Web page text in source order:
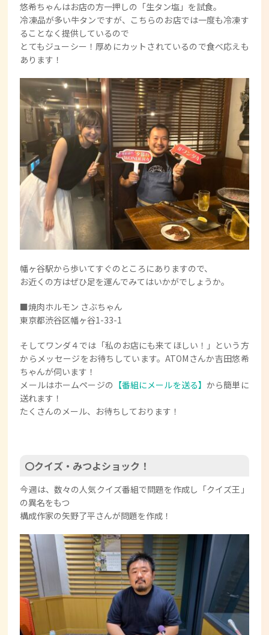
悠希ちゃんはお店の方一押しの「生タン塩」を試食。
冷凍品が多い牛タンですが、こちらのお店では一度も冷凍す
ることなく提供しているので
とてもジューシー！厚めにカットされているので食べ応えも
あります！
幡ヶ谷駅から歩いてすぐのところにありますので、
お近くの方はぜひ足を運んでみてはいかがでしょうか。
■焼肉ホルモン さぶちゃん
東京都渋谷区幡ヶ谷1-33-1
そしてワンダ４では「私のお店にも来てほしい！」という方
からメッセージをお待ちしています。ATOMさんか吉田悠希
ちゃんが伺います！
メールはホームページの 【番組にメールを送る】から簡単に
送れます！
たくさんのメール、お待ちしております！
〇クイズ・みつよショック！
今週は、数々の人気クイズ番組で問題を作成し「クイズ王」
の異名をもつ
構成作家の矢野了平さんが問題を作成！